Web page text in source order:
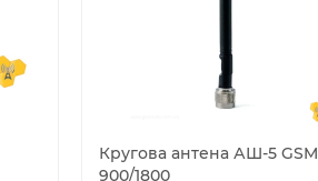
Кругова антена АШ-5 GSM
900/1800